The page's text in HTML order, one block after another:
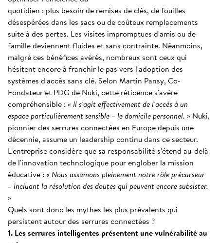
quotidien : plus besoin de remises de clés, de fouilles
désespérées dans les sacs ou de coûteux remplacements
suite à des pertes. Les visites impromptues d'amis ou de
famille deviennent fluides et sans contrainte. Néanmoins,
malgré ces bénéfices avérés, nombreux sont ceux qui
hésitent encore à franchir le pas vers l'adoption des
systèmes d'accès sans clé. Selon Martin Pansy, Co-
Fondateur et PDG de Nuki, cette réticence s'avère
compréhensible : « Il s'agit effectivement de l'accès à un
espace particulièrement sensible – le domicile personnel. » Nuki,
pionnier des serrures connectées en Europe depuis une
décennie, assume un leadership continu dans ce secteur.
L'entreprise considère que sa responsabilité s'étend au-delà
de l'innovation technologique pour englober la mission
éducative : « Nous assumons pleinement notre rôle précurseur
– incluant la résolution des doutes qui peuvent encore subsister.
»
Quels sont donc les mythes les plus prévalents qui
persistent autour des serrures connectées ?
1. Les serrures intelligentes présentent une vulnérabilité au